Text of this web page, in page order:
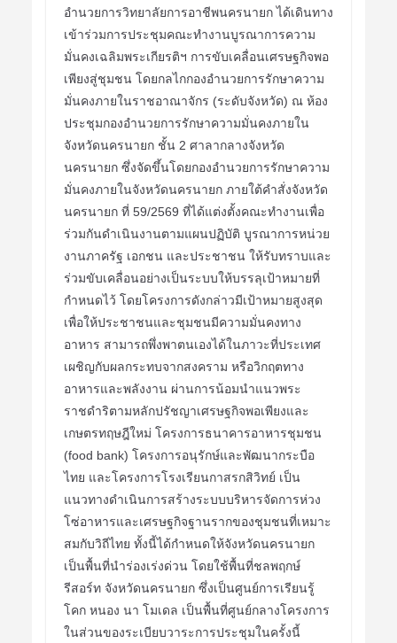
อำนวยการวิทยาลัยการอาชีพนครนายก ได้เดินทาง
เข้าร่วมการประชุมคณะทำงานบูรณาการความ
มั่นคงเฉลิมพระเกียรติฯ การขับเคลื่อนเศรษฐกิจพอ
เพียงสู่ชุมชน โดยกลไกกองอำนวยการรักษาความ
มั่นคงภายในราชอาณาจักร (ระดับจังหวัด) ณ ห้อง
ประชุมกองอำนวยการรักษาความมั่นคงภายใน
จังหวัดนครนายก ชั้น 2 ศาลากลางจังหวัด
นครนายก ซึ่งจัดขึ้นโดยกองอำนวยการรักษาความ
มั่นคงภายในจังหวัดนครนายก ภายใต้คำสั่งจังหวัด
นครนายก ที่ 59/2569 ที่ได้แต่งตั้งคณะทำงานเพื่อ
ร่วมกันดำเนินงานตามแผนปฏิบัติ บูรณาการหน่วย
งานภาครัฐ เอกชน และประชาชน ให้รับทราบและ
ร่วมขับเคลื่อนอย่างเป็นระบบให้บรรลุเป้าหมายที่
กำหนดไว้ โดยโครงการดังกล่าวมีเป้าหมายสูงสุด
เพื่อให้ประชาชนและชุมชนมีความมั่นคงทาง
อาหาร สามารถพึ่งพาตนเองได้ในภาวะที่ประเทศ
เผชิญกับผลกระทบจากสงคราม หรือวิกฤตทาง
อาหารและพลังงาน ผ่านการน้อมนำแนวพระ
ราชดำริตามหลักปรัชญาเศรษฐกิจพอเพียงและ
เกษตรทฤษฎีใหม่ โครงการธนาคารอาหารชุมชน
(food bank) โครงการอนุรักษ์และพัฒนากระบือ
ไทย และโครงการโรงเรียนกาสรกสิวิทย์ เป็น
แนวทางดำเนินการสร้างระบบบริหารจัดการห่วง
โซ่อาหารและเศรษฐกิจฐานรากของชุมชนที่เหมาะ
สมกับวิถีไทย ทั้งนี้ได้กำหนดให้จังหวัดนครนายก
เป็นพื้นที่นำร่องเร่งด่วน โดยใช้พื้นที่ชลพฤกษ์
รีสอร์ท จังหวัดนครนายก ซึ่งเป็นศูนย์การเรียนรู้
โคก หนอง นา โมเดล เป็นพื้นที่ศูนย์กลางโครงการ
ในส่วนของระเบียบวาระการประชุมในครั้งนี้